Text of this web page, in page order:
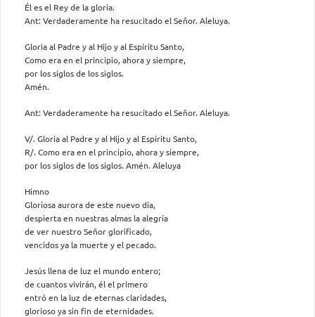
Él es el Rey de la gloria.
Ant: Verdaderamente ha resucitado el Señor. Aleluya.
Gloria al Padre y al Hijo y al Espíritu Santo,
Como era en el principio, ahora y siempre,
por los siglos de los siglos.
Amén.
Ant: Verdaderamente ha resucitado el Señor. Aleluya.
V/. Gloria al Padre y al Hijo y al Espíritu Santo,
R/. Como era en el principio, ahora y siempre,
por los siglos de los siglos. Amén. Aleluya
Himno
Gloriosa aurora de este nuevo día,
despierta en nuestras almas la alegría
de ver nuestro Señor glorificado,
vencidos ya la muerte y el pecado.
Jesús llena de luz el mundo entero;
de cuantos vivirán, él el primero
entró en la luz de eternas claridades,
glorioso ya sin fin de eternidades.